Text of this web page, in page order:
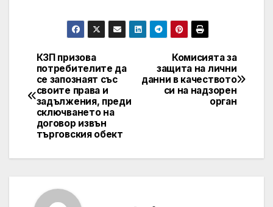
Post
navigation
Комисията за
защита на лични
данни в качеството
си на надзорен
орган
КЗП призова
потребителите да
се запознаят със
своите права и
задължения, преди
сключването на
договор извън
търговския обект